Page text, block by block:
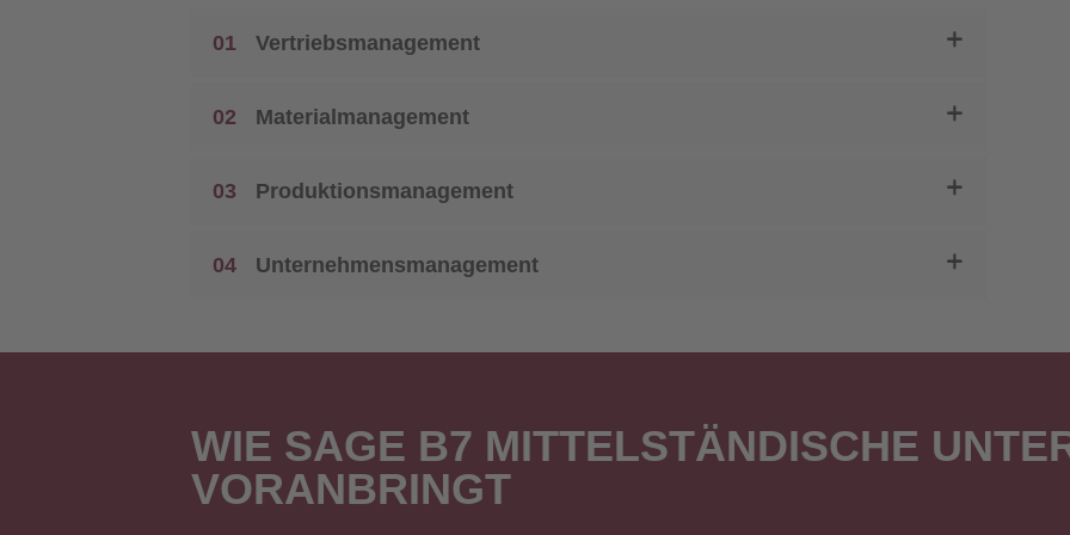
01 Vertriebsmanagement
02 Materialmanagement
03 Produktionsmanagement
04 Unternehmensmanagement
WIE SAGE B7 MITTELSTÄNDISCHE
VORANBRINGT